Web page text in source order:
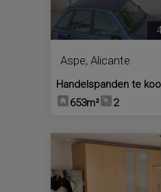
Aspe, Alicante
Handelspanden te
653m²
2